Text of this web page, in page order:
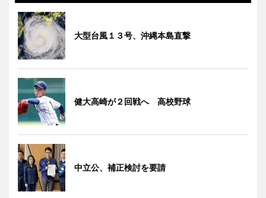
大型台風１３号、沖縄本島直撃
健大高崎が２回戦へ 高校野球
中立公、補正検討を要請